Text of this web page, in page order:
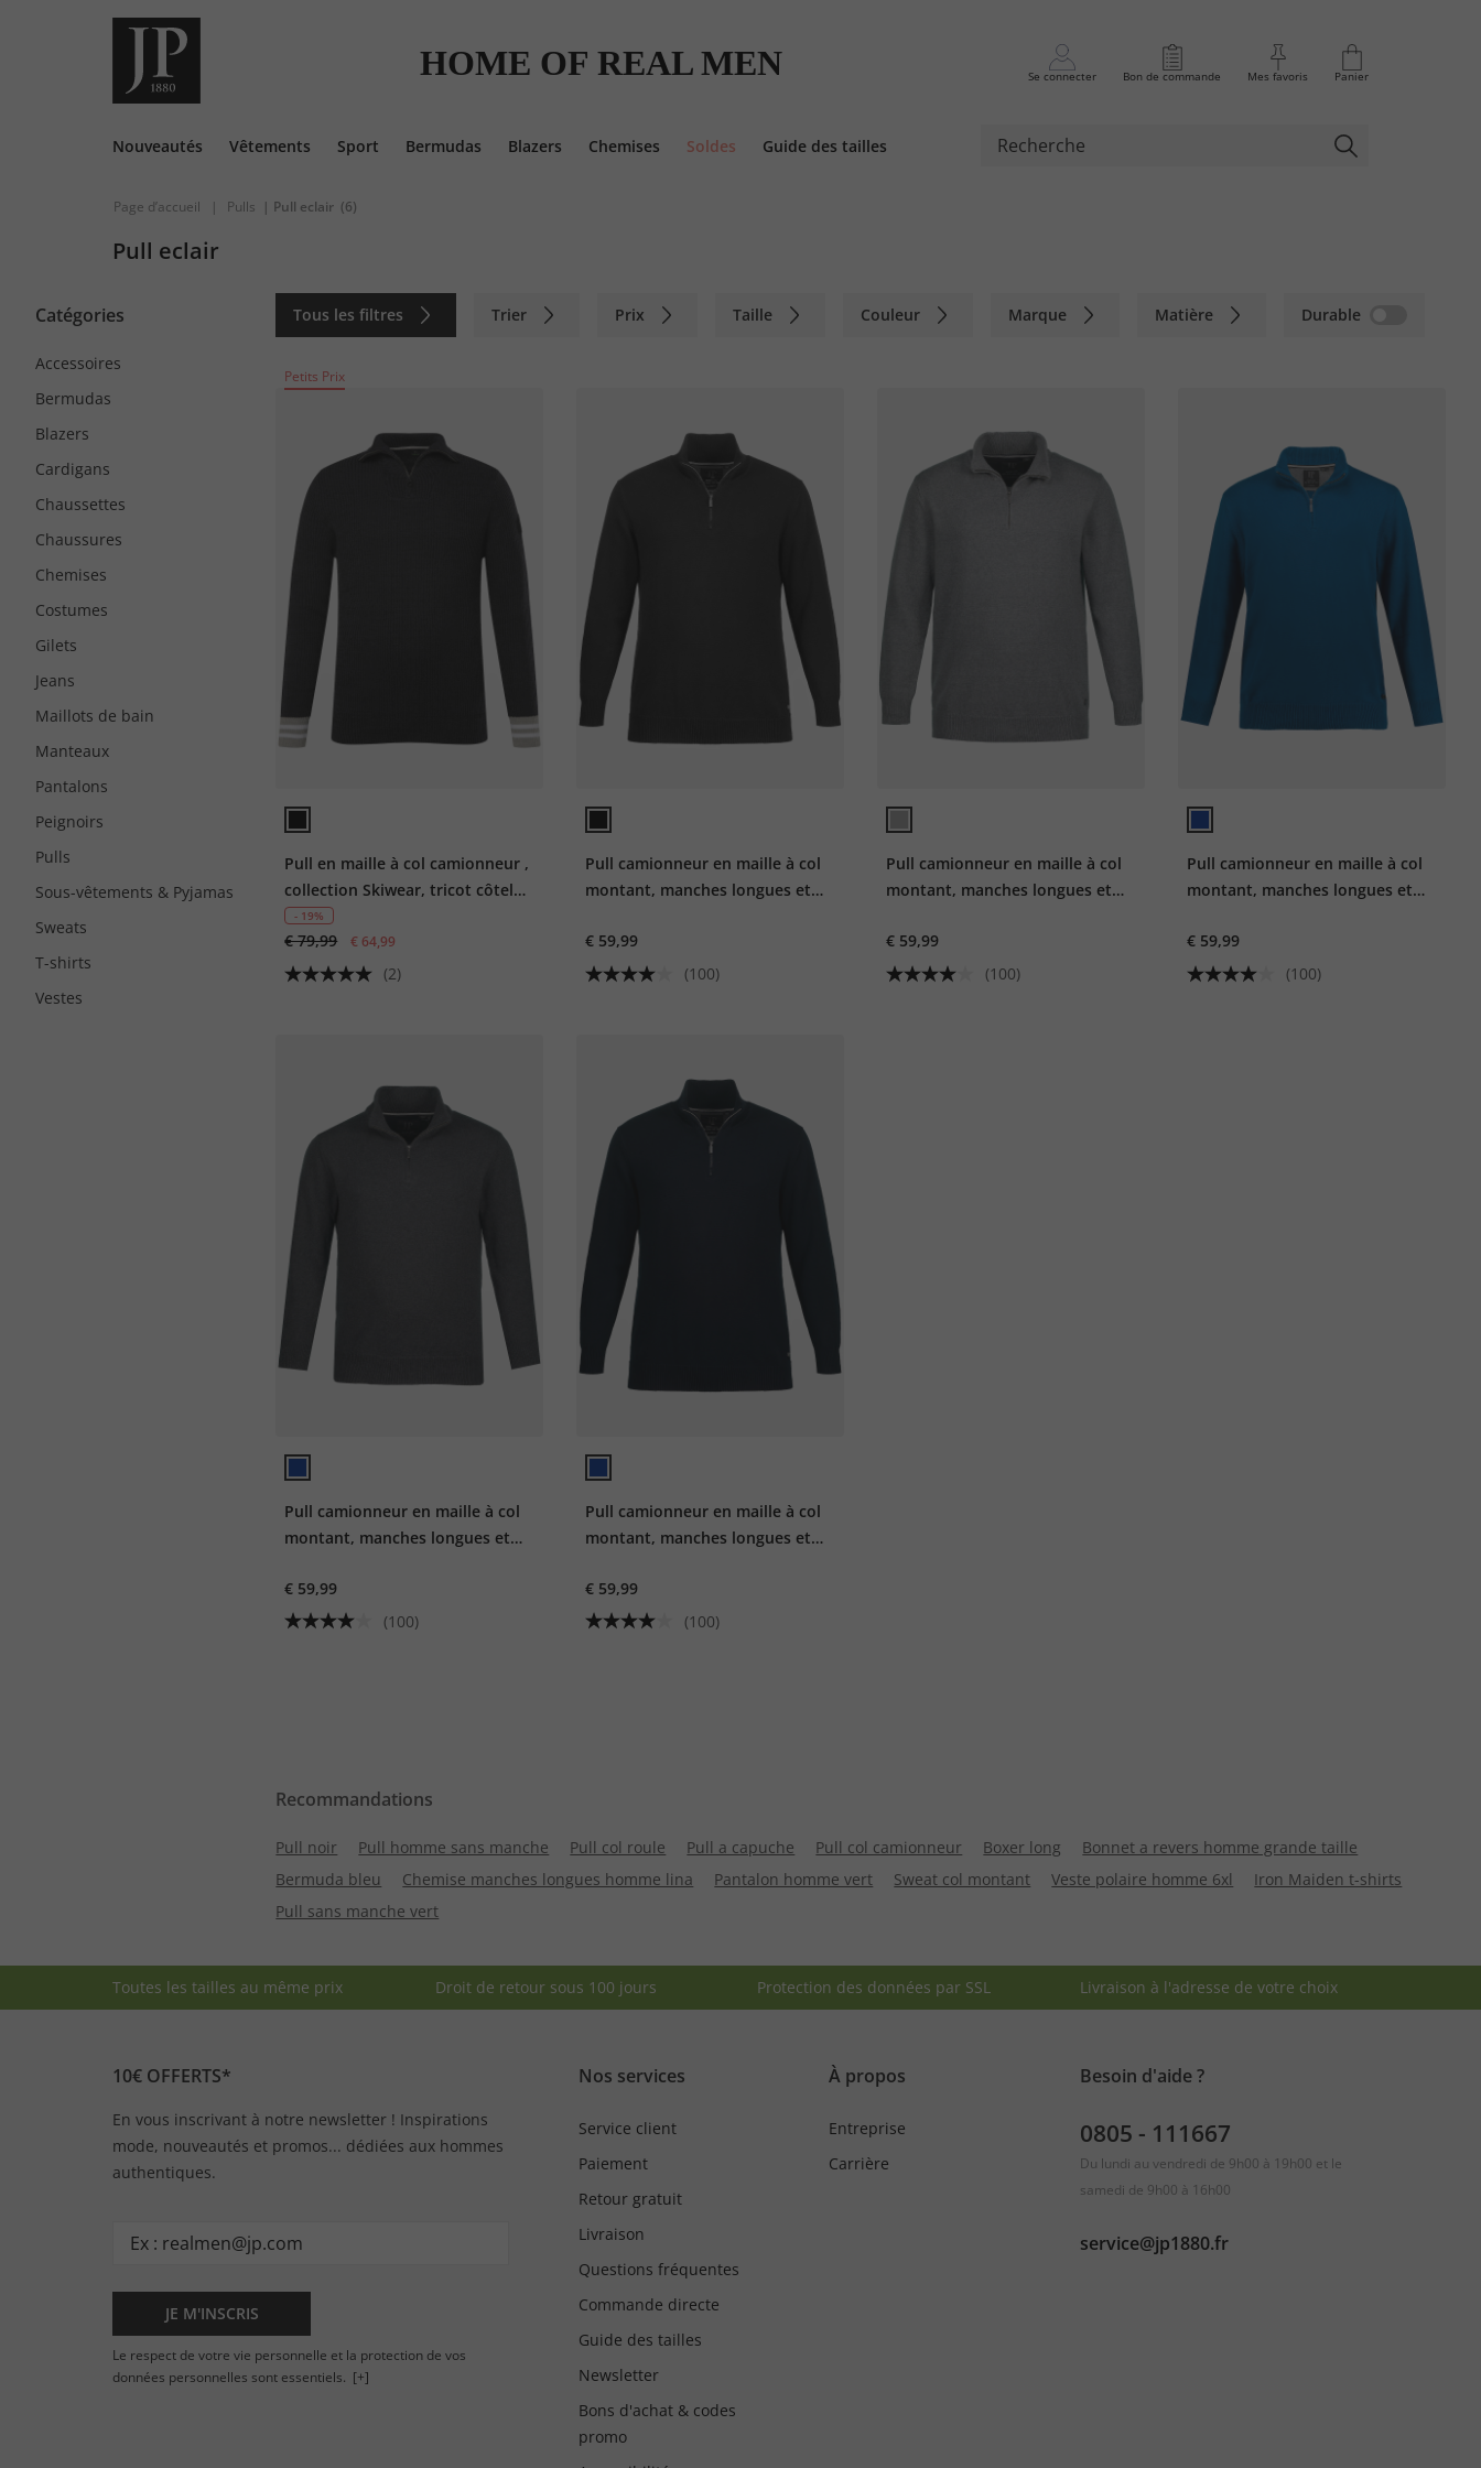
HOME OF REAL MEN Se connecter Bon de commande Mes favoris Panier
Nouveautés Vêtements Sport Bermudas Blazers Chemises Soldes Guide des tailles
Page d’accueil | Pulls | Pull eclair (6)
Pull eclair
Catégories Tous les filtres Trier Prix Taille Couleur Durable
Marque Matière
Accessoires
Bermudas
Blazers
Cardigans
Chaussettes
Chaussures
Chemises
Costumes
Gilets
Jeans
Maillots de bain
Manteaux
Pantalons
Peignoirs
Pulls
Sous-vêtements & Pyjamas
Sweats
T-shirts
Vestes
Petits Prix
Pull en maille à col camionneur ,
collection Skiwear, tricot côtelé,
col zippé
- 19%
€ 79,99 € 64,99
(2)
Pull camionneur en maille à col
montant, manches longues et
€ 59,99
(100)
Pull camionneur en maille à col
montant, manches longues et
€ 59,99
(100)
Pull camionneur en maille à col
montant, manches longues et
€ 59,99
(100)
Pull camionneur en maille à col
montant, manches longues et
€ 59,99
(100)
Pull camionneur en maille à col
montant, manches longues et
€ 59,99
(100)
Recommandations
Pull noir Pull homme sans manche Pull col roule Pull a capuche Pull col camionneur Boxer long
Bonnet a revers homme grande taille
Bermuda bleu
Chemise manches longues homme lina Pantalon homme vert Sweat col montant Veste polaire homme 6xl
Iron Maiden t-shirts
Pull sans manche vert
Toutes les tailles au même prix Droit de retour sous 100 jours Protection des données par SSL Livraison à l'adresse de votre choix
10€ OFFERTS*
En vous inscrivant à notre newsletter ! Inspirations
mode, nouveautés et promos... dédiées aux hommes
authentiques.
JE M'INSCRIS
Le respect de votre vie personnelle et la protection de vos
données personnelles sont essentiels. [+]
Nos services
Service client
Paiement
Retour gratuit
Livraison
Questions fréquentes
Commande directe
Guide des tailles
Newsletter
Bons d'achat & codes
promo
À propos
Entreprise
Carrière
Besoin d'aide ?
0805 - 111667
Du lundi au vendredi de 9h00 à 19h00 et le
samedi de 9h00 à 16h00
service@jp1880.fr